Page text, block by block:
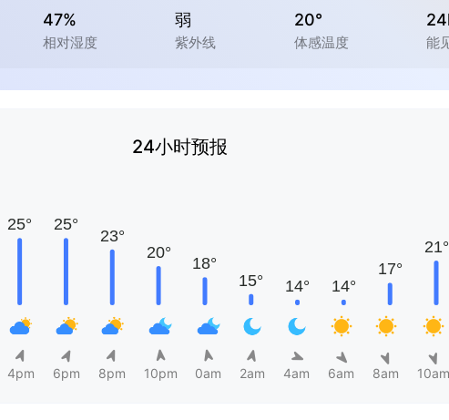
47%
相对湿度
弱
紫外线
20°
体感温度 能
24小时预报
4pm 6pm 8pm 10pm 0am 2am 4am 6am 8am 10am